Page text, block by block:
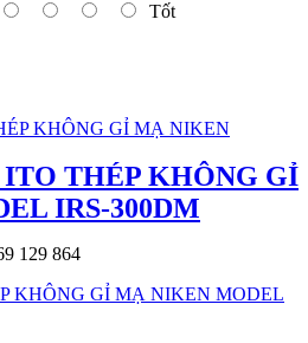
Tốt
THÉP KHÔNG GỈ
IRS-300DM
129 864
KHÔNG GỈ MẠ NIKEN MODEL